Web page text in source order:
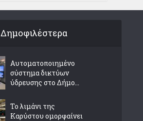
Δημοφιλέστερα
Αυτοματοποιημένο
σύστημα δικτύων
ύδρευσης στο Δήμο...
Το λιμάνι της
Καρύστου ομορφαίνει